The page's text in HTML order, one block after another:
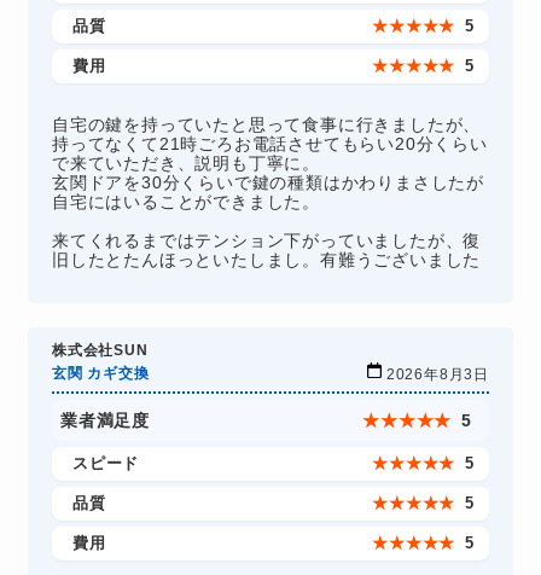
品質 ★★★★★ 5
費用 ★★★★★ 5
自宅の鍵を持っていたと思って食事に行きましたが、
持ってなくて21時ごろお電話させてもらい20分くらい
で来ていただき、説明も丁寧に。
玄関ドアを30分くらいで鍵の種類はかわりまさしたが
自宅にはいることができました。
来てくれるまではテンション下がっていましたが、復
旧したとたんほっといたしまし。有難うございました
株式会社SUN
玄関 カギ交換
2026年8月3日
業者満足度 ★★★★★ 5
スピード ★★★★★ 5
品質 ★★★★★ 5
費用 ★★★★★ 5